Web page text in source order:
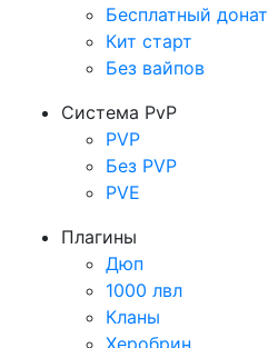
Бесплатный донат
Кит старт
Без вайпов
Система PvP
PVP
Без PVP
PVE
Плагины
Дюп
1000 лвл
Кланы
Херобрин